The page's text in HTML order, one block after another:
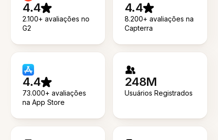
4.4
2.100+ avaliações no
G2
4.4
8.200+ avaliações na
Capterra
4.4
73.000+ avaliações
na App Store
248M
Usuários Registrados